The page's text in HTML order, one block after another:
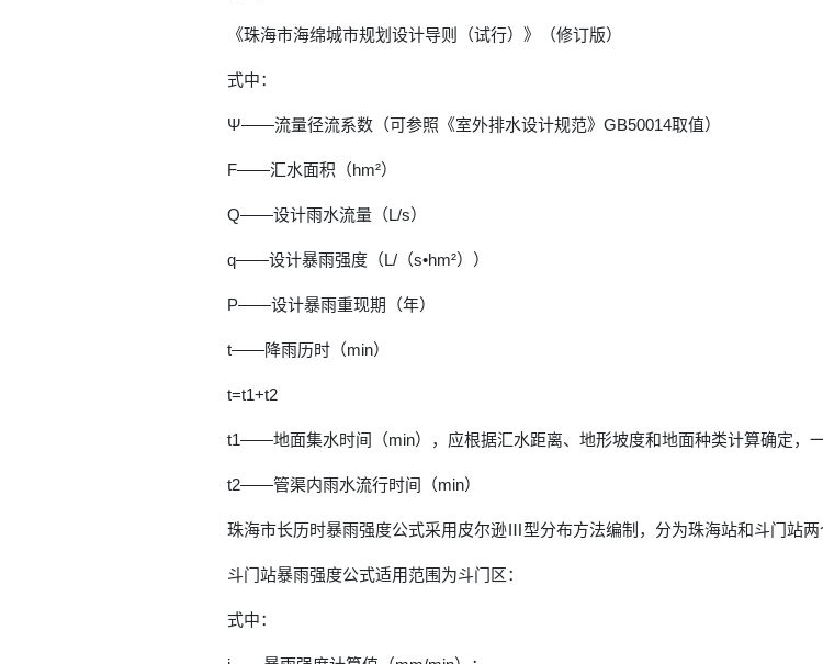
《珠海市海绵城市规划设计导则（试行）》（修订版）
式中：
Ψ——流量径流系数（可参照《室外排水设计规范》GB50014取值）
F——汇水面积（hm²）
Q——设计雨水流量（L/s）
q——设计暴雨强度（L/（s•hm²））
P——设计暴雨重现期（年）
t——降雨历时（min）
t=t1+t2
t1——地面集水时间（min），应根据汇水距离、地形坡度和地面种类计算确定，
t2——管渠内雨水流行时间（min）
珠海市长历时暴雨强度公式采用皮尔逊Ⅲ型分布方法编制，分为珠海站和斗门站
斗门站暴雨强度公式适用范围为斗门区：
式中：